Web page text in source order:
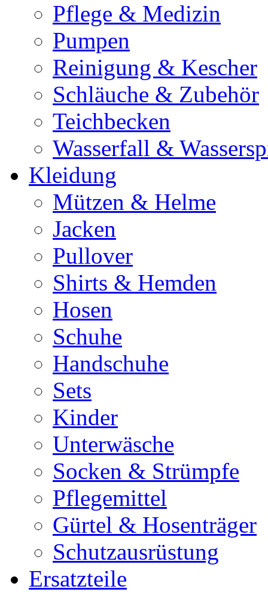
Pflege & Medizin
Pumpen
Reinigung & Kescher
Schläuche & Zubehör
Teichbecken
Wasserfall &
Kleidung
Mützen & Helme
Jacken
Pullover
Shirts & Hemden
Hosen
Schuhe
Handschuhe
Sets
Kinder
Unterwäsche
Socken & Strümpfe
Pflegemittel
Gürtel & Hosenträger
Schutzausrüstung
Ersatzteile